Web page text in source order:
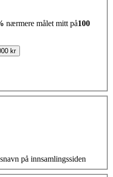
nærmere målet mitt på100
kr
på innsamlingssiden